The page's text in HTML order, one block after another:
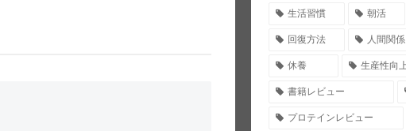
生活習慣 朝活
回復方法 人間関係
休養 生産性向
書籍レビュー
プロテインレビュー